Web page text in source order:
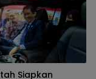
Siapkan